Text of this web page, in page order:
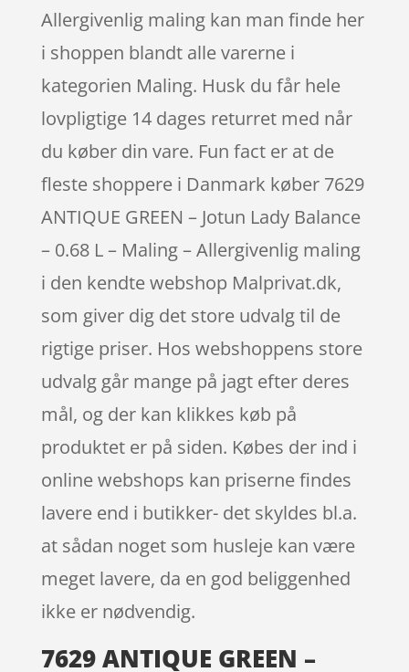
Allergivenlig maling kan man finde her
i shoppen blandt alle varerne i
kategorien Maling. Husk du får hele
lovpligtige 14 dages returret med når
du køber din vare. Fun fact er at de
fleste shoppere i Danmark køber 7629
ANTIQUE GREEN – Jotun Lady Balance
– 0.68 L – Maling – Allergivenlig maling
i den kendte webshop Malprivat.dk,
som giver dig det store udvalg til de
rigtige priser. Hos webshoppens store
udvalg går mange på jagt efter deres
mål, og der kan klikkes køb på
produktet er på siden. Købes der ind i
online webshops kan priserne findes
lavere end i butikker- det skyldes bl.a.
at sådan noget som husleje kan være
meget lavere, da en god beliggenhed
ikke er nødvendig.
7629 ANTIQUE GREEN –